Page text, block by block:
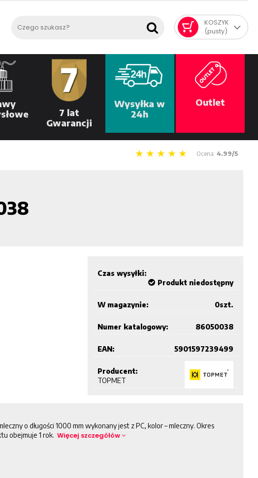
KOSZYK
(pusty)
7 lat
Gwarancji
Wysyłka w
24h
Outlet
Ocena: 4.99/5
Czas wysyłki:
Produkt niedostępny
W magazynie: szt.
0
Numer katalogowy: 86050038
EAN: 5901597239499
Producent:
TOPMET
o długości 1000 mm wykonany jest z PC, kolor – mleczny. Okres
obejmuje 1 rok. Więcej szczegółów